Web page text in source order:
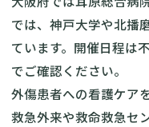
では、神戸大学や北播
ています。開催日程は
でご確認ください。
外傷患者への看護ケア
救急外来や救命救急セ